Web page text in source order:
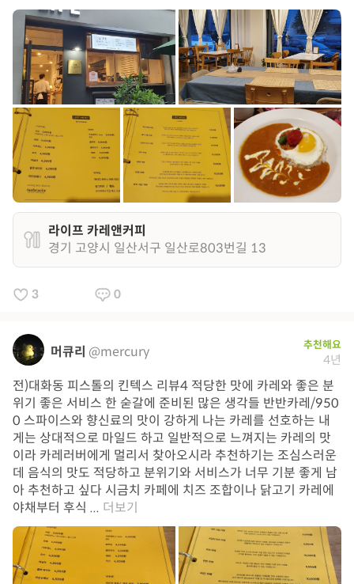
라이프 카레앤커피
경기 고양시 일산서구 일산로803번길 13
3 0
머큐리 @mercury 추천해요
4년
전)대화동 피스톨의 킨텍스 리뷰4 적당한 맛에 카레와 좋은 분
위기 좋은 서비스 한 숟갈에 준비된 많은 생각들 반반카레/950
0 스파이스와 향신료의 맛이 강하게 나는 카레를 선호하는 내
게는 상대적으로 마일드 하고 일반적으로 느껴지는 카레의 맛
이라 카레러버에게 멀리서 찾아오시라 추천하기는 조심스러운
데 음식의 맛도 적당하고 분위기와 서비스가 너무 기분 좋게 남
아 추천하고 싶다 시금치 카페에 치즈 조합이나 닭고기 카레에
야채부터 후식 ... 더보기